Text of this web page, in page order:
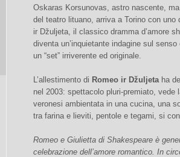
Oskaras Korsunovas, astro nascente,
del teatro lituano, arriva a Torino con
ir Džuljeta, il classico dramma d’amore
diventa un’inquietante indagine sul
un “set” irriverente ed originale.
L’allestimento di Romeo ir Džuljetaha
nel 2003: spettacolo pluri-premiato, vede
veronesi ambientata in una cucina, una
tra farina e lieviti, pentole e tegami, si
Romeo e Giulietta di Shakespeare è
celebrazione dell’amore romantico. In